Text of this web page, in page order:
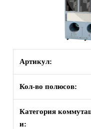
Артикул:
Кол-во полюсов:
Категория
и: